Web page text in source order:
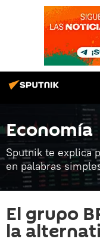
Economía
Sputnik te explica
en palabras
El grupo
la